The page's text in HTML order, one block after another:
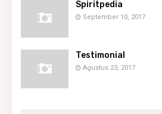
Spiritpedia
September 10, 2017
Testimonial
Agustus 23, 2017